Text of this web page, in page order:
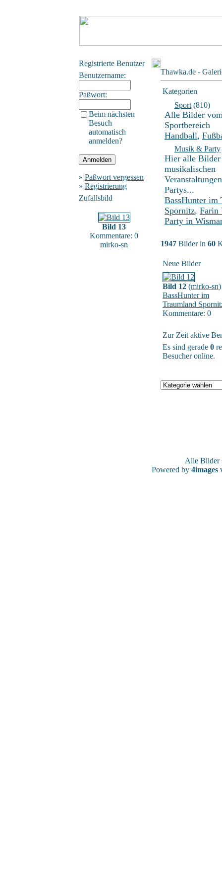
Registrierte Benutzer
Benutzername:
Paßwort:
Beim nächsten
Besuch
automatisch
anmelden?
» Paßwort vergessen
» Registrierung
Zufallsbild
Bild 13
Kommentare: 0
mirko-sn
Thawka.de -
Kategorien
Sport (810)
Alle Bilder
Sportbereich
Handball,
Musik & Party
Hier alle
musikalischen
Partys...
BassHunter im
Spornitz, Farin
Party in
1947 Bilder in 60
Neue Bilder
Bild 12 (mirko-sn)
BassHunter im
Traumland
Kommentare: 0
Zur Zeit aktive
Es sind gerade 0
Besucher online.
Alle
Powered by 4images